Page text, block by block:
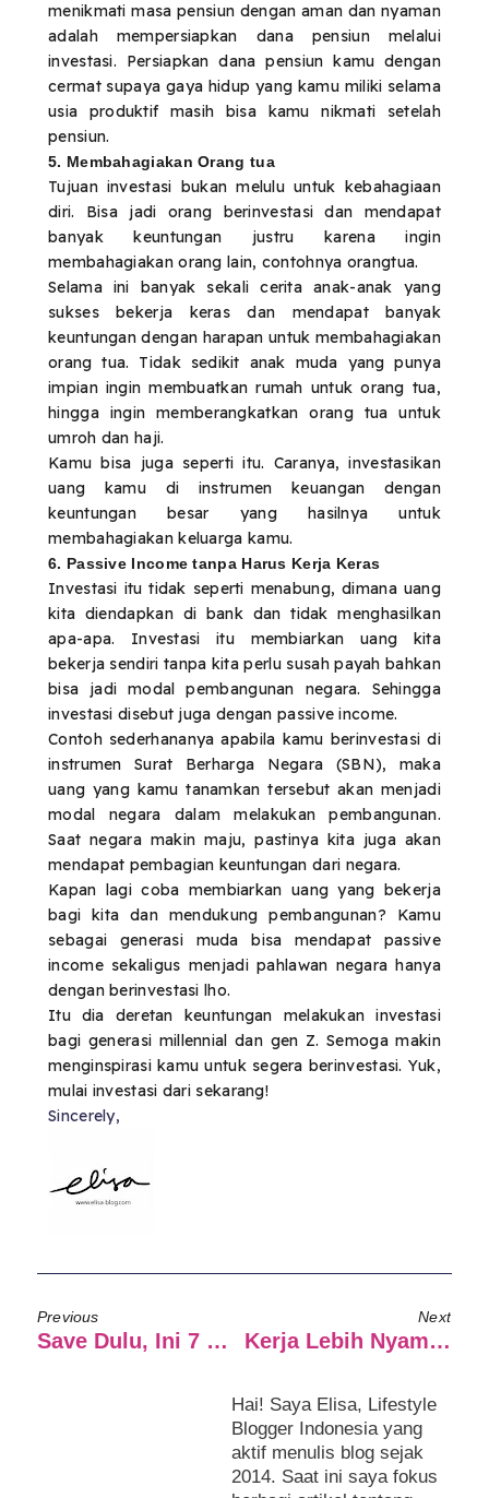
menikmati masa pensiun dengan aman dan nyaman
adalah mempersiapkan dana pensiun melalui
investasi. Persiapkan dana pensiun kamu dengan
cermat supaya gaya hidup yang kamu miliki selama
usia produktif masih bisa kamu nikmati setelah
pensiun.
5. Membahagiakan Orang tua
Tujuan investasi bukan melulu untuk kebahagiaan
diri. Bisa jadi orang berinvestasi dan mendapat
banyak keuntungan justru karena ingin
membahagiakan orang lain, contohnya orangtua.
Selama ini banyak sekali cerita anak-anak yang
sukses bekerja keras dan mendapat banyak
keuntungan dengan harapan untuk membahagiakan
orang tua. Tidak sedikit anak muda yang punya
impian ingin membuatkan rumah untuk orang tua,
hingga ingin memberangkatkan orang tua untuk
umroh dan haji.
Kamu bisa juga seperti itu. Caranya, investasikan
uang kamu di instrumen keuangan dengan
keuntungan besar yang hasilnya untuk
membahagiakan keluarga kamu.
6. Passive Income tanpa Harus Kerja Keras
Investasi itu tidak seperti menabung, dimana uang
kita diendapkan di bank dan tidak menghasilkan
apa-apa. Investasi itu membiarkan uang kita
bekerja sendiri tanpa kita perlu susah payah bahkan
bisa jadi modal pembangunan negara. Sehingga
investasi disebut juga dengan passive income.
Contoh sederhananya apabila kamu berinvestasi di
instrumen Surat Berharga Negara (SBN), maka
uang yang kamu tanamkan tersebut akan menjadi
modal negara dalam melakukan pembangunan.
Saat negara makin maju, pastinya kita juga akan
mendapat pembagian keuntungan dari negara.
Kapan lagi coba membiarkan uang yang bekerja
bagi kita dan mendukung pembangunan? Kamu
sebagai generasi muda bisa mendapat passive
income sekaligus menjadi pahlawan negara hanya
dengan berinvestasi lho.
Itu dia deretan keuntungan melakukan investasi
bagi generasi millennial dan gen Z. Semoga makin
menginspirasi kamu untuk segera berinvestasi. Yuk,
mulai investasi dari sekarang!
Sincerely,
Previous
Save Dulu, Ini 7 Wisata Menarik Di Jogja Untuk Dikunjungi
Next
Kerja Lebih Nyaman Dengan QuBisa
Hai! Saya Elisa, Lifestyle
Blogger Indonesia yang
aktif menulis blog sejak
2014. Saat ini saya fokus